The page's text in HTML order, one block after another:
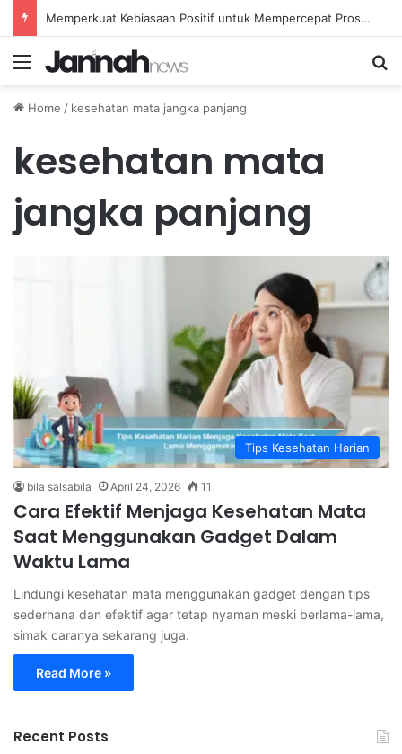
Memperkuat Kebiasaan Positif untuk Mempercepat Proses Pemulihan Mental Anda
Menu
Home / kesehatan mata jangka panjang
kesehatan mata
jangka panjang
Tips Kesehatan Harian
bila salsabila April 24, 2026 11
Cara Efektif Menjaga Kesehatan Mata
Saat Menggunakan Gadget Dalam
Waktu Lama
Lindungi kesehatan mata menggunakan gadget dengan tips
sederhana dan efektif agar tetap nyaman meski berlama-lama,
simak caranya sekarang juga.
Read More »
Recent Posts